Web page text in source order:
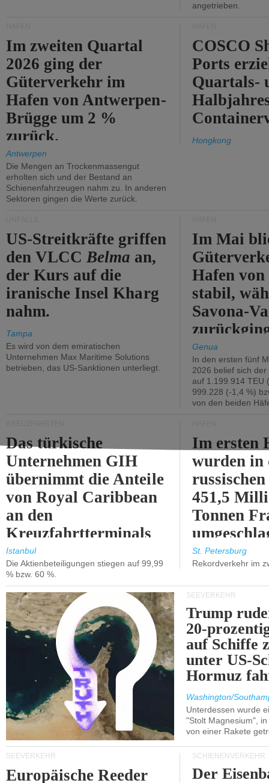
angetrieben.
Im zweiten Quartal
2026 ging der
Güterverkehr im
Hafen von Antwerpen-
Brügge um 2 %
zurück.
Antwerpen
Die Mengen an Trockenmassengut
erholten sich und der Bestand an
Schienenfahrzeugen nahm zu. In anderen
Sektoren gingen die Werte zurück.
COSCO
Ports
Quartals-
Hongkong
US-Streitkräfte griffen
den VLCCBelma an,
der Kurs auf die
iranische Insel Kharg
nahm.
Tampa
Es wird von dem emiratischen
Unternehmen Max Maritime Solutions
betrieben, das US-Sanktionen unterliegt.
Im Mai
Hafen von
stabil,
Savona-
Genua
In den ersten fünf
2026 belief sich
auf 1.199.914 TEU
999.228 (-1,4 %)
von den beiden
Das türkische
Unternehmen GIH
übernimmt die Anteile
von Royal Caribbean
an den
Kreuzfahrtterminals
in Kusadasi und
Lissabon.
Istanbul
Die Aktienbeteiligungen stiegen auf 99,99
% bzw. 60 %.
Im ersten
wurden in
451,5
Tonnen
%).
St. Petersburg
Rekordverkehr im
SEEVERKEHR
Trump
20-
auf Schiffe
unter US-
Hormuz
Washington/
Unterdessen wurde
"Stolt Magnesium",
von einer Rakete
SEEVERKEHR
Europäische Reeder
SCHIENENVERKEHR
Der